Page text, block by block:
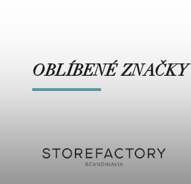
OBLÍBENÉ ZNAČKY